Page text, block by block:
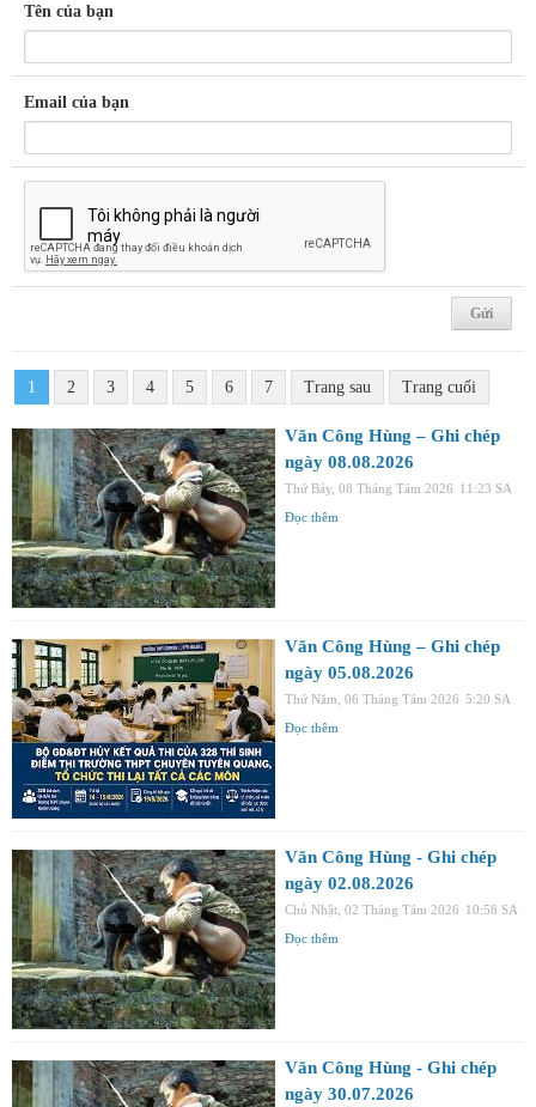
Tên của bạn
Email của bạn
1 2 3 4 5 6 7 Trang sau Trang cuối
Văn Công Hùng – Ghi chép
ngày 08.08.2026
Thứ Bảy, 08 Tháng Tám 2026 11:23 SA
Đọc thêm
Văn Công Hùng – Ghi chép
ngày 05.08.2026
Thứ Năm, 06 Tháng Tám 2026 5:20 SA
Đọc thêm
Văn Công Hùng - Ghi chép
ngày 02.08.2026
Chủ Nhật, 02 Tháng Tám 2026 10:58 SA
Đọc thêm
Văn Công Hùng - Ghi chép
ngày 30.07.2026